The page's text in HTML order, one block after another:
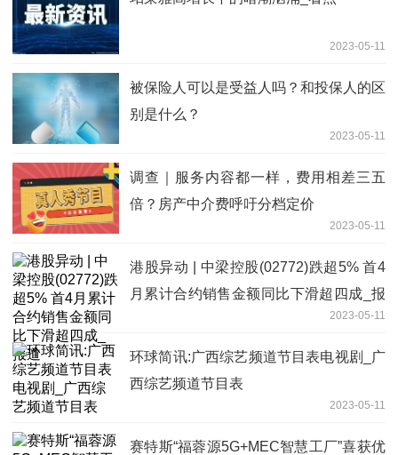
2023-05-11
被保险人可以是受益人吗？和投保人的区
别是什么？
2023-05-11
调查｜服务内容都一样，费用相差三五
倍？房产中介费呼吁分档定价
2023-05-11
港股异动 | 中梁控股(02772)跌超5% 首4
月累计合约销售金额同比下滑超四成_报
2023-05-11
环球简讯:广西综艺频道节目表电视剧_广
西综艺频道节目表
2023-05-11
赛特斯“福蓉源5G+MEC智慧工厂”喜获优